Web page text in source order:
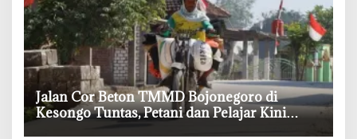
‎Jalan Cor Beton TMMD Bojonegoro di
Kesongo Tuntas, Petani dan Pelajar Kini